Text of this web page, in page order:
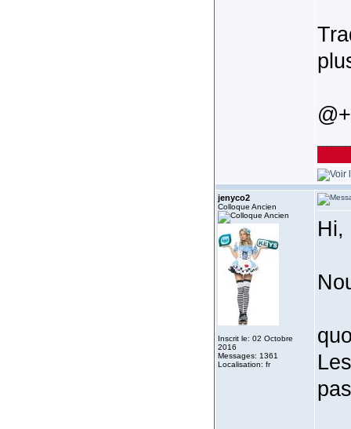
@+
jenyco2
Colloque Ancien
Inscrit le: 02 Octobre
2016
Messages: 1361
Localisation: fr
Hi,